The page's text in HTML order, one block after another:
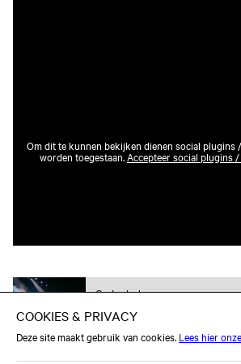
Om dit te kunnen bekijken dienen social plugins
worden toegestaan.Accepteer social plugins
Onderdeel van
Pop